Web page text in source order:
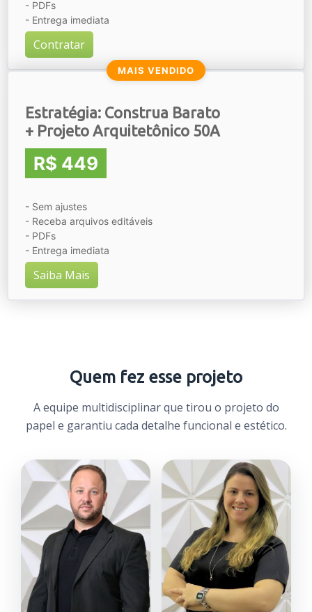
- PDFs
- Entrega imediata
Contratar
MAIS VENDIDO
Estratégia: Construa Barato
+ Projeto Arquitetônico 50A
R$ 449
- Sem ajustes
- Receba arquivos editáveis
- PDFs
- Entrega imediata
Saiba Mais
Quem fez esse projeto
A equipe multidisciplinar que tirou o projeto do
papel e garantiu cada detalhe funcional e estético.